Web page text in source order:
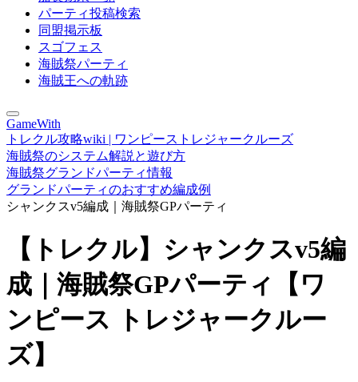
パーティ投稿検索
同盟掲示板
スゴフェス
海賊祭パーティ
海賊王への軌跡
GameWith
トレクル攻略wiki | ワンピーストレジャークルーズ
海賊祭のシステム解説と遊び方
海賊祭グランドパーティ情報
グランドパーティのおすすめ編成例
シャンクスv5編成｜海賊祭GPパーティ
【トレクル】シャンクスv5編
成｜海賊祭GPパーティ【ワ
ンピース トレジャークルー
ズ】